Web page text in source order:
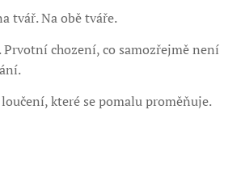
tvář. Na obě tváře.
Prvotní chození, co samozřejmě není
které se pomalu proměňuje.